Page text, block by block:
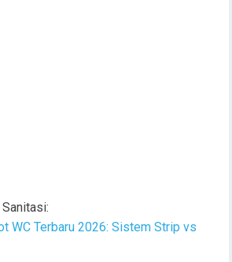
WC Terbaru 2026: Sistem Strip vs